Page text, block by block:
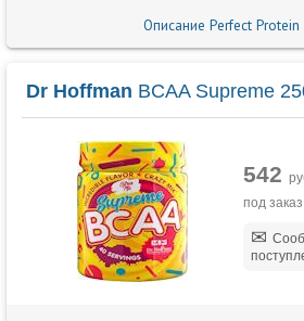
Описание Perfect Protein
Dr Hoffman BCAA Supreme
542
под заказ